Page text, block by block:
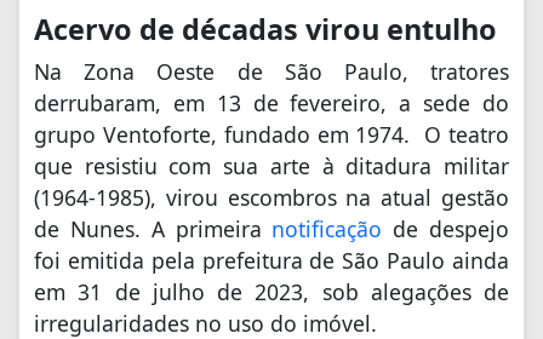
Acervo de décadas virou entulho
Na Zona Oeste de São Paulo, tratores
derrubaram, em 13 de fevereiro, a sede do
grupo Ventoforte, fundado em 1974. O teatro
que resistiu com sua arte à ditadura militar
(1964-1985), virou escombros na atual gestão
de Nunes. A primeira notificação de despejo
foi emitida pela prefeitura de São Paulo ainda
em 31 de julho de 2023, sob alegações de
irregularidades no uso do imóvel.